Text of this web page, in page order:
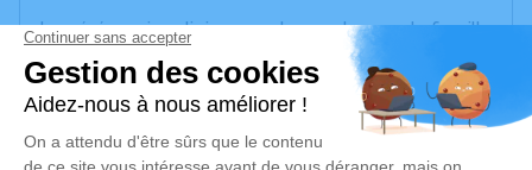
La cérémonie religieuse est ouverte pour la famille
et les amis.
La cremation se fera dans la plus stricte intimité.
Cet espace privé est destiné à recueillir vos
condoléances ou le souvenir d’un moment passé.